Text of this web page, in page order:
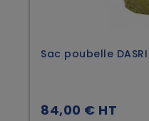
Sac poubelle
84,00 € HT